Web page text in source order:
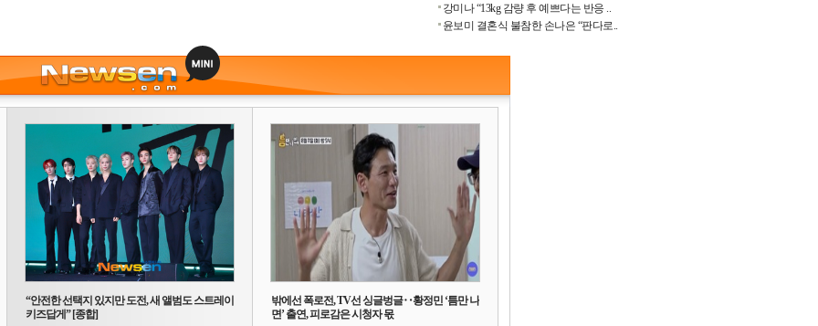
강미나 “13kg 감량 후 예쁘다는 반응 ..
윤보미 결혼식 불참한 손나은 “판다로..
“안전한 선택지 있지만 도전, 새 앨범도 스트레이
키즈답게” [종합]
밖에선 폭로전, TV선 싱글벙글‥황정민 ‘틈만 나
면’ 출연, 피로감은 시청자 몫